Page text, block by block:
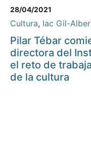
28/04/2021
Cultura, Iac Gil-
Pilar Tébar
directora del
el reto de
de la cultura